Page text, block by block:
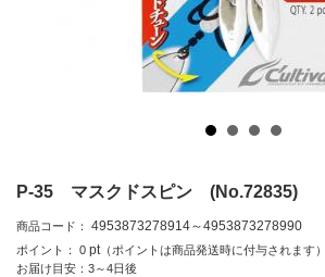
P-35 マスクドスピン (No.72835)
商品コード： 4953873278914～4953873278990
ポイント： 0 pt （ポイントは商品発送時に付与されます）
お届け目安：3～4日後